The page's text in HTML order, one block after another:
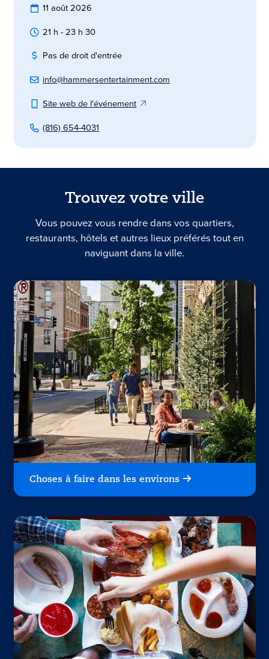
11 août 2026
21 h - 23 h 30
Pas de droit d'entrée
info@hammersentertainment.com
Site web de l'événement
(816) 654-4031
Trouvez votre ville
Vous pouvez vous rendre dans vos quartiers,
restaurants, hôtels et autres lieux préférés tout en
naviguant dans la ville.
Choses à faire dans les environs